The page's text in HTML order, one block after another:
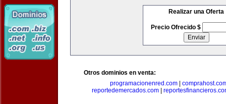
Realizar una Oferta
Precio Ofrecido $
Otros dominios en venta:
programacionenred.com
reportedemercados.com